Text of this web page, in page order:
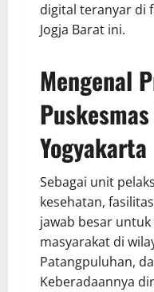
digital teranyar di
Jogja Barat ini.
Mengenal
Yogyakarta
Sebagai unit
kesehatan,
jawab besar
masyarakat di
Patangpuluhan,
Keberadaannya